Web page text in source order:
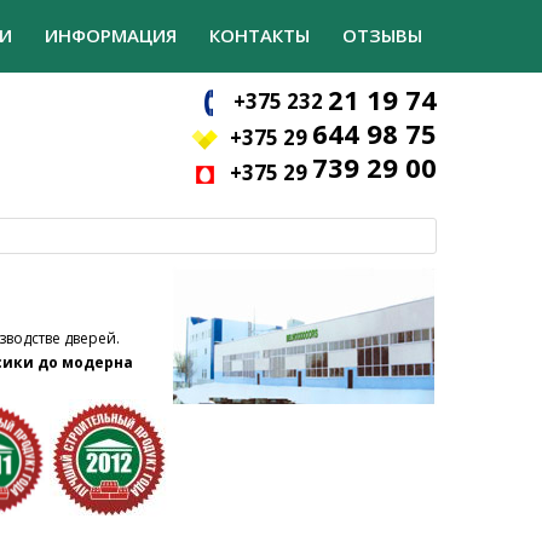
ИНФОРМАЦИЯ КОНТАКТЫ ОТЗЫВЫ
+375 232 21 19 74
+375 29 644 98 75
+375 29 739 29 00
дверей.
до модерна